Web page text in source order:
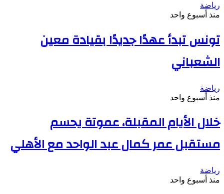
رياضة
منذ أسبوع واحد
تونس تبدأ عهدًا جديدًا بقيادة معين
الشعباني
رياضة
منذ أسبوع واحد
خلال الأيام المقبلة، عموتة يحسم
مستقبل عمر كمال عبد الواحد مع الأهلي
رياضة
منذ أسبوع واحد